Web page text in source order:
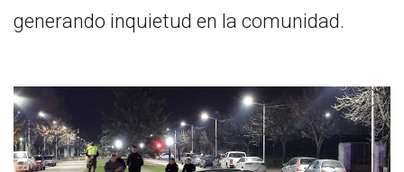
generando inquietud en la comunidad.